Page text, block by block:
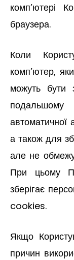
комп’ютері
браузера.
Коли
комп’ютер,
можуть бути
автоматичної
а також для
але не
При цьому
зберігає
cookies.
Якщо
причин